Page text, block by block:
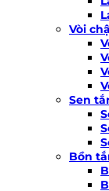
Vòi
Sen
Bồn